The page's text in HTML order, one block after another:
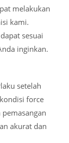
melakukan
kami.
sesuai
inginkan.
setelah
force
akurat dan